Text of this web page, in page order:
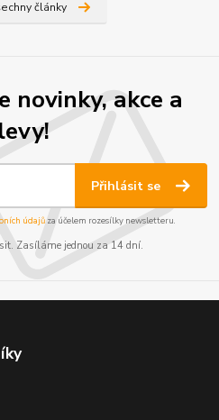
články
novinky, akce a
Přihlásit se
údajůza účelem rozesílky newsletteru.
Zasíláme jednou za 14 dní.